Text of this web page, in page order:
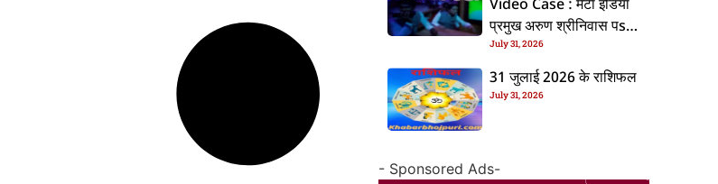
Video Case : मेटा इंडिया
प्रमुख अरुण श्रीनिवास पs
एफआईआर, जानीं पूरा ममिला
July 31, 2026
31 जुलाई 2026 के राशिफल
July 31, 2026
- Sponsored Ads-